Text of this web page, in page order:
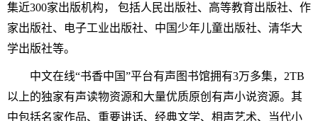
集近300家出版机构， 包括人民出版社、高等教育出版社、作
家出版社、电子工业出版社、中国少年儿童出版社、清华大
学出版社等。
中文在线“书香中国”平台有声图书馆拥有3万多集，2TB
以上的独家有声读物资源和大量优质原创有声小说资源。其
中包括名家作品、重要讲话、经典文学、相声艺术、当代小